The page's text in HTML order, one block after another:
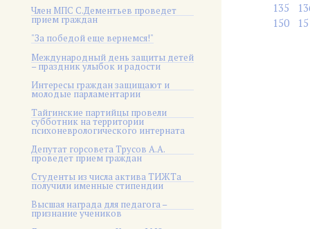
Член МПС С.Дементьев проведет
прием граждан
"За победой еще вернемся!"
Международный день защиты детей
– праздник улыбок и радости
Интересы граждан защищают и
молодые парламентарии
Тайгинские партийцы провели
субботник на территории
психоневрологического интерната
Депутат горсовета Трусов А.А.
проведет прием граждан
Студенты из числа актива ТИЖТа
получили именные стипендии
Высшая награда для педагога –
признание учеников
135
150